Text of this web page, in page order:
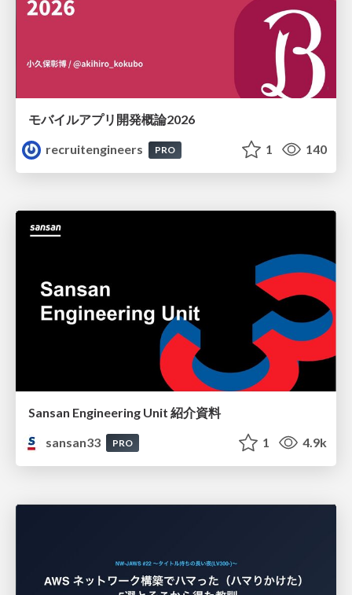
モバイルアプリ開発概論2026
recruitengineers
PRO 1 140
Sansan Engineering Unit 紹介資料
sansan33
PRO 1 4.9k